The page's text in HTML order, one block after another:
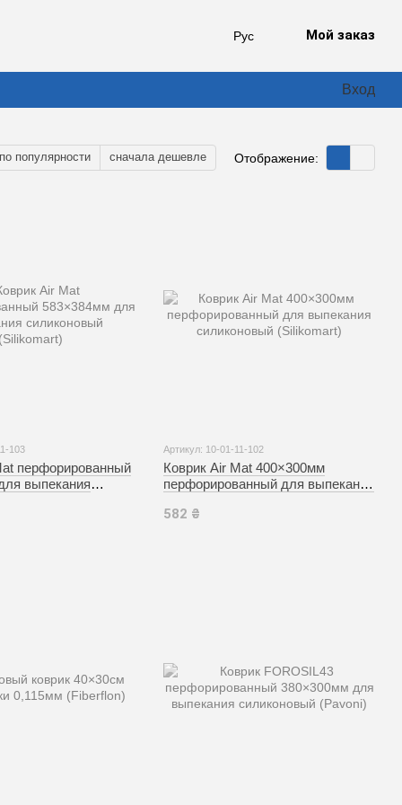
Рус Мой заказ
Вход
по популярности сначала дешевле Отображение:
103
перфорированный
выпекания
Артикул: 10-01-11-102
Коврик Air Mat 400×300мм
перфорированный для выпекания
582 ₴